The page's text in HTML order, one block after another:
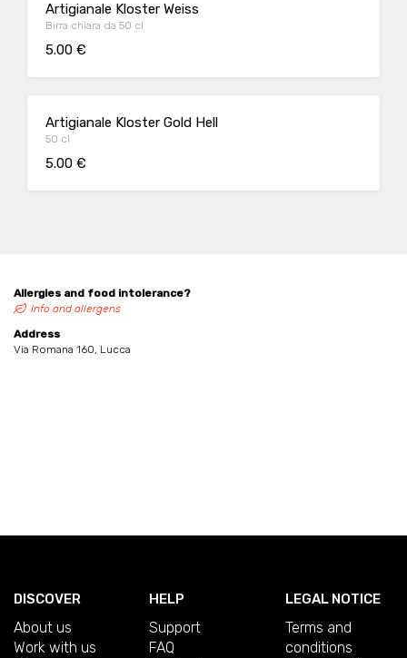
Artigianale Kloster Weiss
Birra chiara da 50 cl
5.00 €
Artigianale Kloster Gold Hell
50 cl
5.00 €
Allergies and food intolerance?
Info and allergens
Address
Via Romana 160, Lucca
DISCOVER
About us
Work with us
HELP
Support
FAQ
LEGAL NOTICE
Terms and
conditions